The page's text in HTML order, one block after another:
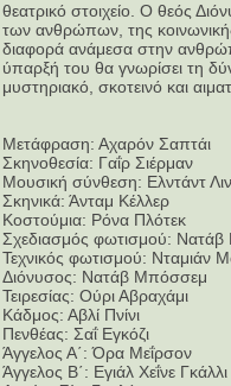
θεατρικό στοιχείο. Ο θεός
των ανθρώπων, της
διαφορά ανάμεσα στην
ύπαρξή του θα γνωρίσει τη
μυστηριακό, σκοτεινό και
Μετάφραση: Αχαρόν Σαπτάι
Σκηνοθεσία: Γαΐρ Σιέρμαν
Μουσική σύνθεση: Ελντάντ
Σκηνικά: Άνταμ Κέλλερ
Κοστούμια: Ρόνα Πλότεκ
Σχεδιασμός φωτισμού:
Τεχνικός φωτισμού: Νταμιάν
Διόνυσος: Νατάβ Μπόσσεμ
Τειρεσίας: Ούρι Αβραχάμι
Κάδμος: Αβλί Πνίνι
Πενθέας: Σαΐ Εγκόζι
Άγγελος Α΄: Όρα Μεΐρσον
Άγγελος Β΄: Εγιάλ Χεΐνε Γκάλλι